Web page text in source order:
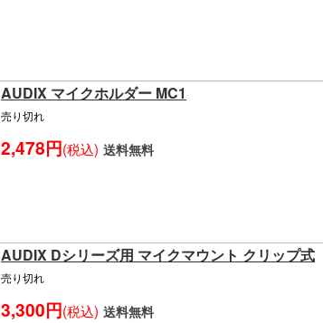
AUDIX マイクホルダー MC1
売り切れ
2,478円(税込) 送料無料
AUDIX Dシリーズ用 マイクマウント クリップ式
売り切れ
3,300円(税込) 送料無料